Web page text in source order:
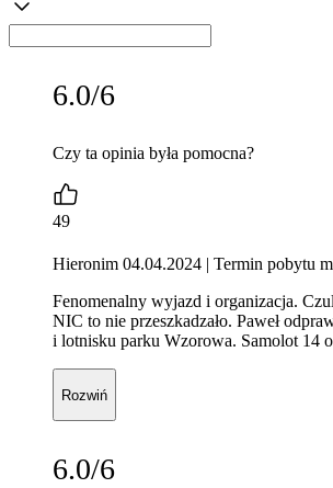
6.0/6
Czy ta opinia była pomocna?
49
Hieronim 04.04.2024 | Termin pobytu
Fenomenalny wyjazd i organizacja.
NIC to nie przeszkadzało. Paweł
i lotnisku parku Wzorowa. Samolot 14
Rozwiń
6.0/6